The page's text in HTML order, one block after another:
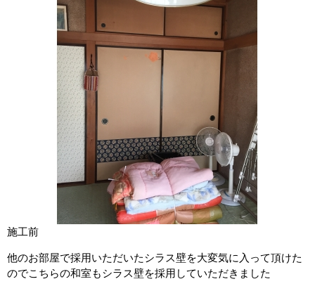
施工前
他のお部屋で採用いただいたシラス壁を大変気に入って頂けた
のでこちらの和室もシラス壁を採用していただきました